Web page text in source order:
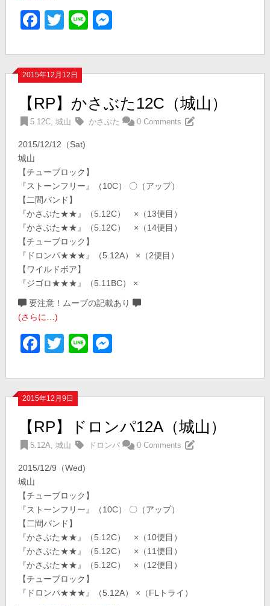
Facebook
Twitter
Line
2015年12月12日
【RP】かさぶた12C（城山）
5.12C,城山 かさぶた 0 Comments
2015/12/12（Sat)
城山
【チューブロック】
『ストーンフリー』（10C） 〇（アップ）
【二間バンド】
『かさぶた★★』（5.12C） ×（13便目）
『かさぶた★★』（5.12C） ×（14便目）
【チューブロック】
『ドロンパ★★★』（5.12A） ×（2便目）
【ワイルドボア】
『ジゴロ★★★』（5.11BC） ×
要注意！ムーブの記載あり
(さらに…)
Facebook
Twitter
Line
2015年12月9日
【RP】ドロンパ12A（城山）
5.12A,城山 ドロンパ 0 Comments
2015/12/9（Wed)
城山
【チューブロック】
『ストーンフリー』（10C） 〇（アップ）
【二間バンド】
『かさぶた★★』（5.12C） ×（10便目）
『かさぶた★★』（5.12C） ×（11便目）
『かさぶた★★』（5.12C） ×（12便目）
【チューブロック】
『ドロンパ★★★』（5.12A） ×（FLトライ）